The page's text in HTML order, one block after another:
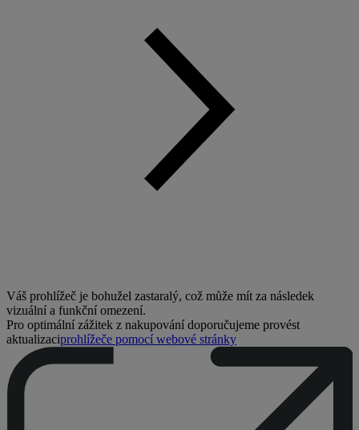
Váš prohlížeč je bohužel zastaralý, což může mít za následek
vizuální a funkční omezení.
Pro optimální zážitek z nakupování doporučujeme provést
aktualizaciprohlížeče pomocí webové stránky